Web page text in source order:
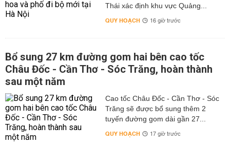
Thái xác định khu vực Quảng...
QUY HOẠCH 16 giờ trước
Bổ sung 27 km đường gom hai bên cao tốc
Châu Đốc - Cần Thơ - Sóc Trăng, hoàn thành
sau một năm
Cao tốc Châu Đốc - Cần Thơ - Sóc
Trăng sẽ được bổ sung thêm 2
tuyến đường gom dài gần 27...
QUY HOẠCH 17 giờ trước